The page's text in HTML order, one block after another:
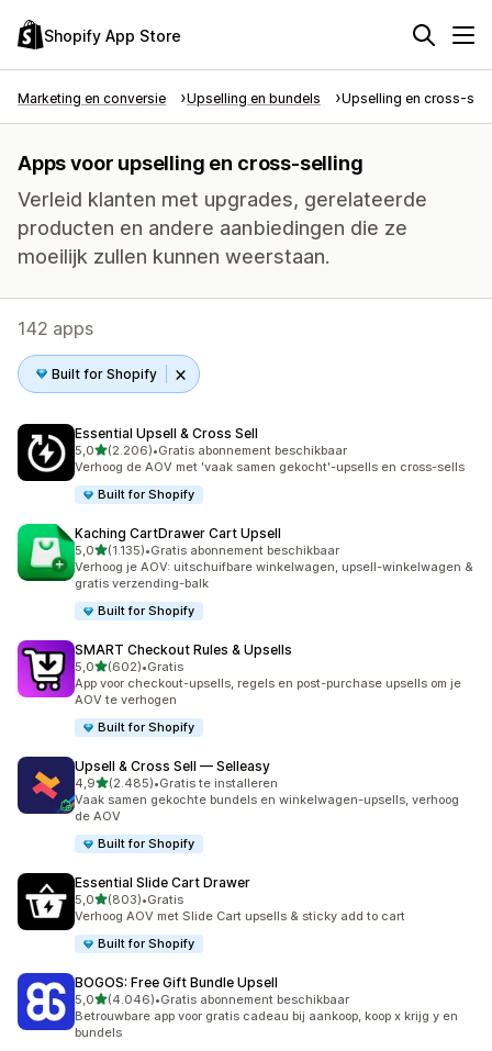
Shopify App Store
Marketing en conversie Upselling en bundels Upselling en cross-
Apps voor upselling en cross-selling
Verleid klanten met upgrades, gerelateerde
producten en andere aanbiedingen die ze
moeilijk zullen kunnen weerstaan.
142 apps
Built for Shopify
Essential Upsell & Cross Sell
5,0van 5 sterren
(2.206)
2206 recensies in totaal
•Gratis abonnement beschikbaar
Verhoog de AOV met 'vaak samen gekocht'-upsells en cross-sells
Built for Shopify
Kaching CartDrawer Cart Upsell
5,0van 5 sterren
(1.135)
1135 recensies in totaal
•Gratis abonnement beschikbaar
Verhoog je AOV: uitschuifbare winkelwagen, upsell-winkelwagen &
gratis verzending-balk
Built for Shopify
SMART Checkout Rules & Upsells
5,0van 5 sterren
(602)
602 recensies in totaal
•Gratis
App voor checkout-upsells, regels en post-purchase upsells om je
AOV te verhogen
Built for Shopify
Upsell & Cross Sell — Selleasy
4,9van 5 sterren
(2.485)
2485 recensies in totaal
•Gratis te installeren
Vaak samen gekochte bundels en winkelwagen-upsells, verhoog
de AOV
Built for Shopify
Essential Slide Cart Drawer
5,0van 5 sterren
(803)
803 recensies in totaal
•Gratis
Verhoog AOV met Slide Cart upsells & sticky add to cart
Built for Shopify
BOGOS: Free Gift Bundle Upsell
5,0van 5 sterren
(4.046)
4046 recensies in totaal
•Gratis abonnement beschikbaar
Betrouwbare app voor gratis cadeau bij aankoop, koop x krijg y en
bundels